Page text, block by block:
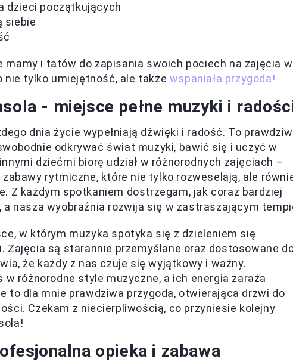
dzieci początkujących
siebie
i tatów do zapisania swoich pociech na zajęcia w
nie tylko umiejętność, ale także wspaniała przygoda!
- miejsce pełne muzyki i
dnia życie wypełniają dźwięki i radość. To
odkrywać świat muzyki, bawić się i uczyć w
dziećmi biorę udział w różnorodnych zajęciach –
zabawy rytmiczne, które nie tylko rozweselają, ale
Z każdym spotkaniem dostrzegam, jak coraz bardziej
nasza wyobraźnia rozwija się w zastraszającym
w którym muzyka spotyka się z dzieleniem się
Zajęcia są starannie przemyślane oraz dostosowane
że każdy z nas czuje się wyjątkowy i ważny.
w różnorodne style muzyczne, a ich energia zaraża
to dla mnie prawdziwa przygoda, otwierająca drzwi do
Czekam z niecierpliwością, co przyniesie kolejny
opieka i zabawa